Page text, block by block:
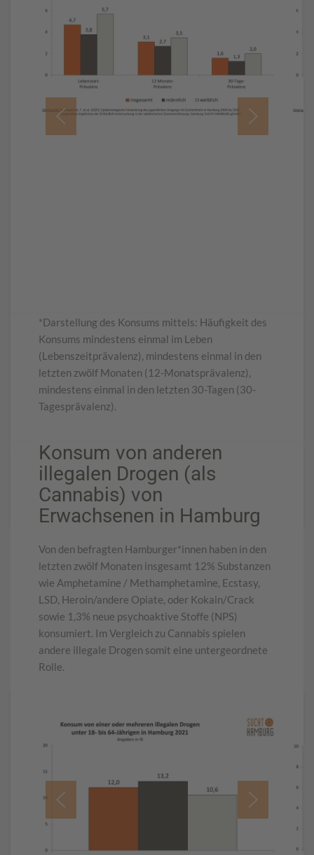
DOWNLOAD
*Darstellung des Konsums mittels: Häufigkeit des
Konsums mindestens einmal im Leben
(Lebenszeitprävalenz), mindestens einmal in den
letzten zwölf Monaten (12-Monatsprävalenz),
mindestens einmal in den letzten 30-Tagen (30-
Tagesprävalenz).
Konsum von anderen
illegalen Drogen (als
Cannabis) von
Erwachsenen in Hamburg
Von den befragten Hamburger*innen haben in den
letzten zwölf Monaten insgesamt 12% Substanzen
wie Amphetamine / Methamphetamine, Ecstasy,
LSD, Heroin/andere Opiate, oder Kokain/Crack
sowie 1,3% neue psychoaktive Stoffe (NPS)
konsumiert. Im Vergleich zu Cannabis spielen
andere illegale Drogen somit eine untergeordnete
Rolle.